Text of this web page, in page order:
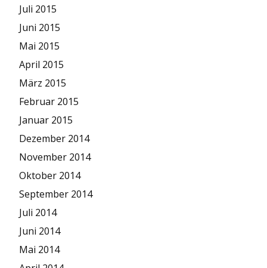
Juli 2015
Juni 2015
Mai 2015
April 2015
März 2015
Februar 2015
Januar 2015
Dezember 2014
November 2014
Oktober 2014
September 2014
Juli 2014
Juni 2014
Mai 2014